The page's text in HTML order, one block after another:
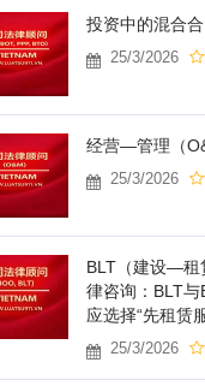
投资中的混合
25/3/2026
经营—管理（
25/3/2026
BLT（建设—
律咨询：BLT
应选择“先租赁
25/3/2026